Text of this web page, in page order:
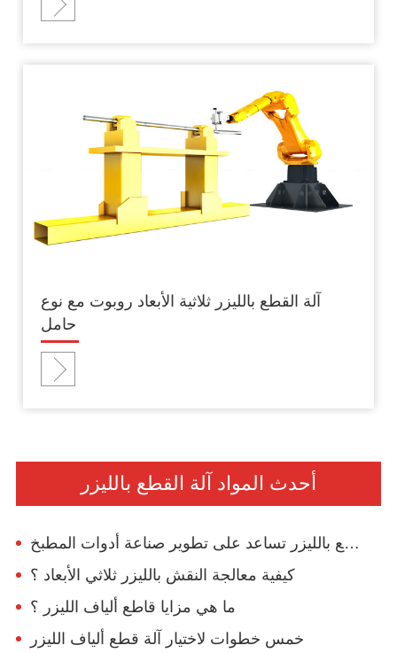
آلة القطع بالليزر ثلاثية الأبعاد روبوت مع نوع
حامل
أحدث المواد آلة القطع بالليزر
آلة القطع بالليزر تساعد على تطوير صناعة أدوات المطبخ
كيفية معالجة النقش بالليزر ثلاثي الأبعاد ؟
ما هي مزايا قاطع ألياف الليزر ؟
خمس خطوات لاختيار آلة قطع ألياف الليزر